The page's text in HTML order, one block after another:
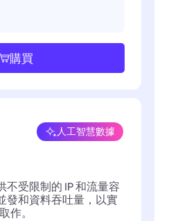
購買
人工智慧數據
不受限制的 IP 和流量容
發和資料吞吐量，以實
作。